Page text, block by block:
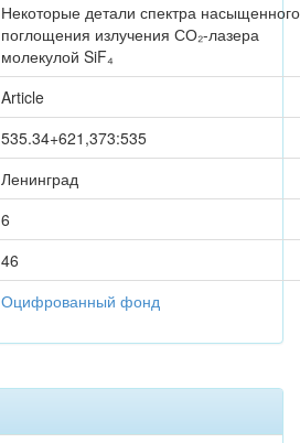
Некоторые детали спектра насыщенного
поглощения излучения СО₂-лазера
молекулой SiF₄
Article
535.34+621,373:535
Ленинград
6
46
Оцифрованный фонд